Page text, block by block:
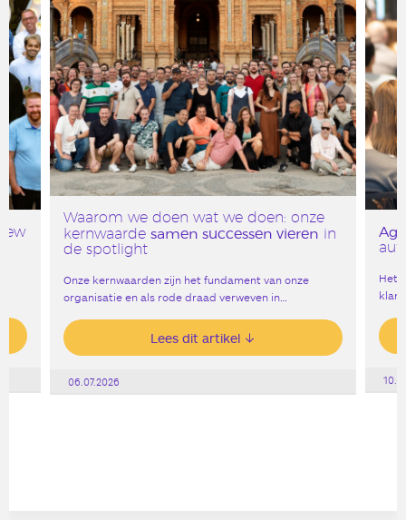
Waarom we doen wat we doen: onze
kernwaarde samen successen vieren in
de spotlight
Onze kernwaarden zijn het fundament van onze
organisatie en als rode draad verweven in…
Lees dit artikel
06.07.2026
Het